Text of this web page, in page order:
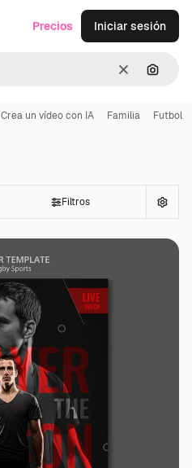
Borrar
Precios Iniciar sesión
Crea un vídeo con IA Familia Futbol
Filtros